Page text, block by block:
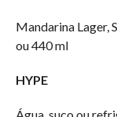
Mandarina Lager,
ou 440 ml
HYPE